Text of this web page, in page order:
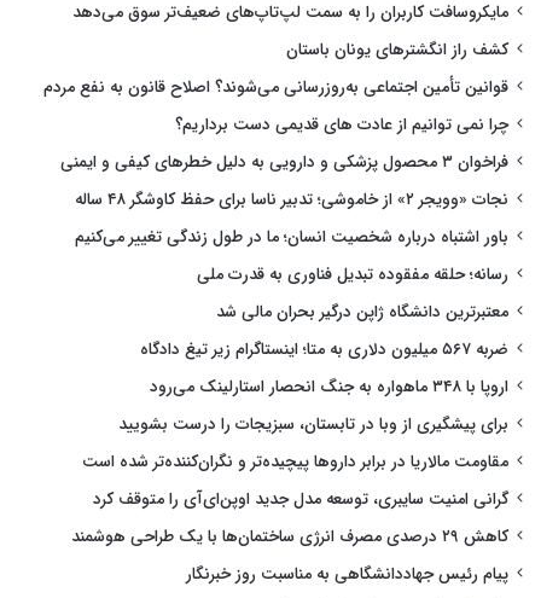
مایکروسافت کاربران را به سمت لپ‌تاپ‌های ضعیف‌تر سوق می‌دهد
کشف راز انگشترهای یونان باستان
قوانین تأمین اجتماعی به‌روزرسانی می‌شوند؟ اصلاح قانون به نفع مردم
چرا نمی توانیم از عادت های قدیمی دست برداریم؟
فراخوان ۳ محصول پزشکی و دارویی به دلیل خطرهای کیفی و ایمنی
نجات «وویجر ۲» از خاموشی؛ تدبیر ناسا برای حفظ کاوشگر ۴۸ ساله
باور اشتباه درباره شخصیت انسان؛ ما در طول زندگی تغییر می‌کنیم
رسانه؛ حلقه مفقوده تبدیل فناوری به قدرت ملی
معتبرترین دانشگاه ژاپن درگیر بحران مالی شد
ضربه ۵۶۷ میلیون دلاری به متا؛ اینستاگرام زیر تیغ دادگاه
اروپا با ۳۴۸ ماهواره به جنگ انحصار استارلینک می‌رود
برای پیشگیری از وبا در تابستان، سبزیجات را درست بشویید
مقاومت مالاریا در برابر داروها پیچیده‌تر و نگران‌کننده‌تر شده است
گرانی امنیت سایبری، توسعه مدل جدید اوپن‌ای‌آی را متوقف کرد
کاهش ۲۹ درصدی مصرف انرژی ساختمان‌ها با یک طراحی هوشمند
پیام رئیس جهاددانشگاهی به مناسبت روز خبرنگار